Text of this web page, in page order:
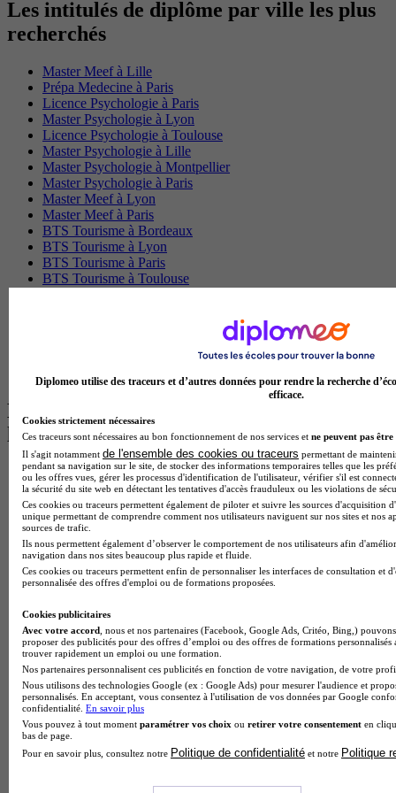
Les intitulés de diplôme par ville les plus
recherchés
Master Meef à Lille
Prépa Medecine à Paris
Licence Psychologie à Paris
Master Psychologie à Lyon
Licence Psychologie à Toulouse
Master Psychologie à Lille
Master Psychologie à Montpellier
Master Psychologie à Paris
Master Meef à Lyon
Master Meef à Paris
BTS Tourisme à Bordeaux
BTS Tourisme à Lyon
BTS Tourisme à Paris
BTS Tourisme à Toulouse
BTS Communication à Bordeaux
BTS Communication à Lyon
BTS Ndrc à Lyon
Les intitulés de diplôme par alternance
les plus recherchés
BTS Esf en alternance
BTS Dietetique en alternance
BTS Mco en alternance
BTS Pi en alternance
BTS Sp3s en alternance
Master CCA en alternance
BTS Ndrc en alternance
BTS Sam en alternance
BTS Sio en alternance
MSc Marketing Digital en alternance
BTS Gpme en alternance
Cap Electricien en alternance
BTS Gpn en alternance
BTS Domotique en alternance
BAC Pro Agora en alternance
BTS Sta en alternance
BTS Iris en alternance
BTS Tpl en alternance
Diplomeo utilise des traceurs et d’autres données pour rendre la recherche
efficace.
Cookies strictement nécessaires
Ces traceurs sont nécessaires au bon fonctionnement de nos services et ne peuvent pas être
Il s'agit notamment de l'ensemble des cookies ou traceurs permettant de
pendant sa navigation sur le site, de stocker des informations temporaires telles que les
ou les offres vues, gérer les processus d'identification de l'utilisateur, vérifier s'il est
la sécurité du site web en détectant les tentatives d'accès frauduleux ou les violations de
Ces cookies ou traceurs permettent également de piloter et suivre les sources d'acquisition
unique permettant de comprendre comment nos utilisateurs naviguent sur nos sites et nos
sources de trafic.
Ils nous permettent également d’observer le comportement de nos utilisateurs afin
navigation dans nos sites beaucoup plus rapide et fluide.
Ces cookies ou traceurs permettent enfin de personnaliser les interfaces de consultation et
personnalisée des offres d'emploi ou de formations proposées.
Cookies publicitaires
Avec votre accord , nous et nos partenaires (Facebook, Google Ads, Critéo, Bing,)
proposer des publicités pour des offres d’emploi ou des offres de formations
trouver rapidement un emploi ou une formation.
Nos partenaires personnalisent ces publicités en fonction de votre navigation, de votre
Nous utilisons des technologies Google (ex : Google Ads) pour mesurer l'audience et
personnalisés. En acceptant, vous consentez à l'utilisation de vos données par Google
confidentialité. En savoir plus
Vous pouvez à tout moment paramétrer vos choix ou retirer votre consentement en
bas de page.
Pour en savoir plus, consultez notre Politique de confidentialité et notre Politique